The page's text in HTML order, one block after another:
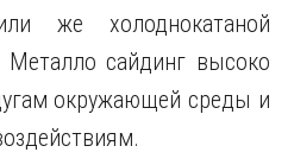
же холоднокатаной
Металло сайдинг высоко
окружающей среды и